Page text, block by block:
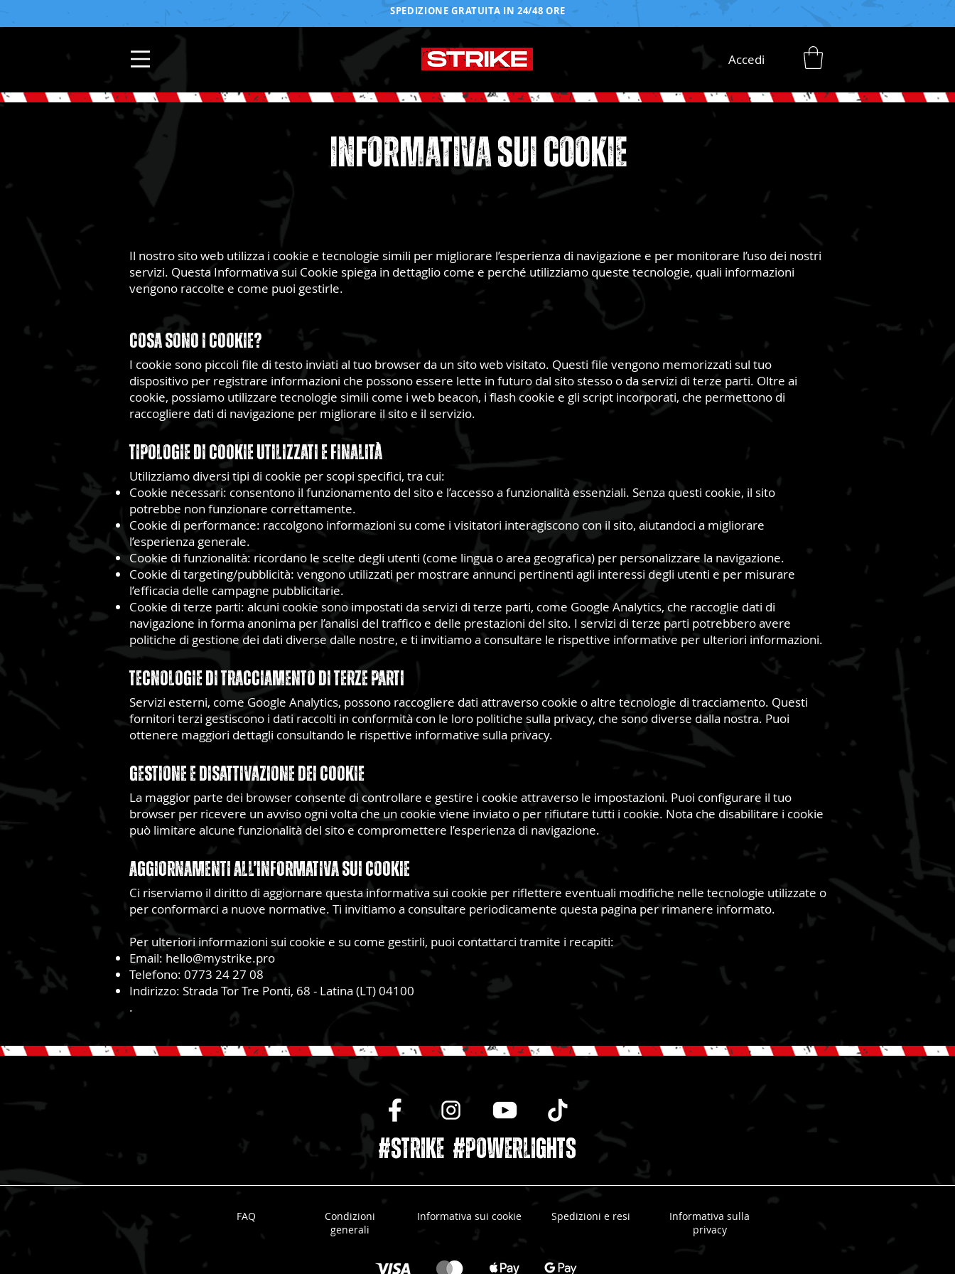
SPEDIZIONE GRATUITA IN 24/48 ORE
Accedi
INFORMATIVA SUI COOKIE
Il nostro sito web utilizza i cookie e tecnologie simili per migliorare l’esperienza di navigazione e per monitorare l’uso dei nostri
servizi. Questa Informativa sui Cookie spiega in dettaglio come e perché utilizziamo queste tecnologie, quali informazioni
vengono raccolte e come puoi gestirle.
Cosa sono i Cookie?
I cookie sono piccoli file di testo inviati al tuo browser da un sito web visitato. Questi file vengono memorizzati sul tuo
dispositivo per registrare informazioni che possono essere lette in futuro dal sito stesso o da servizi di terze parti. Oltre ai
cookie, possiamo utilizzare tecnologie simili come i web beacon, i flash cookie e gli script incorporati, che permettono di
raccogliere dati di navigazione per migliorare il sito e il servizio.
Tipologie di Cookie Utilizzati e Finalità
Utilizziamo diversi tipi di cookie per scopi specifici, tra cui:
Cookie necessari: consentono il funzionamento del sito e l’accesso a funzionalità essenziali. Senza questi cookie, il sito
potrebbe non funzionare correttamente.
Cookie di performance: raccolgono informazioni su come i visitatori interagiscono con il sito, aiutandoci a migliorare
l’esperienza generale.
Cookie di funzionalità: ricordano le scelte degli utenti (come lingua o area geografica) per personalizzare la navigazione.
Cookie di targeting/pubblicità: vengono utilizzati per mostrare annunci pertinenti agli interessi degli utenti e per misurare
l’efficacia delle campagne pubblicitarie.
Cookie di terze parti: alcuni cookie sono impostati da servizi di terze parti, come Google Analytics, che raccoglie dati di
navigazione in forma anonima per l’analisi del traffico e delle prestazioni del sito. I servizi di terze parti potrebbero avere
politiche di gestione dei dati diverse dalle nostre, e ti invitiamo a consultare le rispettive informative per ulteriori informazioni.
Tecnologie di Tracciamento di Terze Parti
Servizi esterni, come Google Analytics, possono raccogliere dati attraverso cookie o altre tecnologie di tracciamento. Questi
fornitori terzi gestiscono i dati raccolti in conformità con le loro politiche sulla privacy, che sono diverse dalla nostra. Puoi
ottenere maggiori dettagli consultando le rispettive informative sulla privacy.
Gestione e Disattivazione dei Cookie
La maggior parte dei browser consente di controllare e gestire i cookie attraverso le impostazioni. Puoi configurare il tuo
browser per ricevere un avviso ogni volta che un cookie viene inviato o per rifiutare tutti i cookie. Nota che disabilitare i cookie
può limitare alcune funzionalità del sito e compromettere l’esperienza di navigazione.
Aggiornamenti all’Informativa sui Cookie
Ci riserviamo il diritto di aggiornare questa informativa sui cookie per riflettere eventuali modifiche nelle tecnologie utilizzate o
per conformarci a nuove normative. Ti invitiamo a consultare periodicamente questa pagina per rimanere informato.
Per ulteriori informazioni sui cookie e su come gestirli, puoi contattarci tramite i recapiti:
Email: hello@mystrike.pro
Telefono: 0773 24 27 08
Indirizzo: Strada Tor Tre Ponti, 68 - Latina (LT) 04100
.
#STRIKE #powerlights
FAQ
Condizioni
generali
Informativa sui cookie Spedizioni e resi
Informativa sulla
privacy